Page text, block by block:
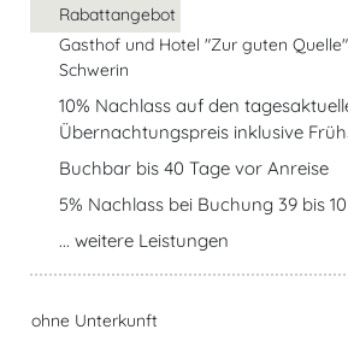
Rabattangebot
Gasthof und Hotel "Zur guten
Schwerin
10% Nachlass auf den
Übernachtungspreis inklusive
Buchbar bis 40 Tage vor Anreise
5% Nachlass bei Buchung 39 bis
... weitere Leistungen
ohne Unterkunft